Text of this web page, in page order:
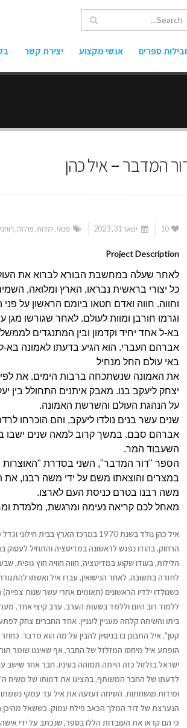
ספרים אנשי מקצוע יצירת קשר
המדבר – איל כהן
10 ינואר 31, 2023 פנאי, יהדות,פרוזה,
Project Description
לאחר שעלה במחשבת הבורא לברוא את
כל יצורי בראשית נבראו, הארץ ומלואה,
וחווה. חווה ואדם חטאו ביומם הראשון על
וגרמו חורבן ומוות לעולם. לאחר שגורשו מגן
בא-ל אחד יחיד וקדמון ובין המתנגדים
אברהם העברי. הוא הגיע בדעתו לאמונה בא-
באי עולם החל מנחיל
את האמונה שנשתכחה ברבות הימים. את
יצחק ליעקב בנו. מאבק איתנים התחולל בין
על הנהגת העולם והשרשת האמונה.
שנים עשר בנים נולדו ליעקב, והם הוכרחו
אברהם סבם. במשך קרוב למאה שנים ישבו
השעבוד המר.
הספר "דור המדבר", השני בסדרת
במצרים והוצאתו משם על ידי משה רבנו, את
משה רבנו בטרם כניסת העם לארצו.
מאחל לכם קריאה נעימה ומרגשת, מלמדת
איל כהן נולד בשנת 1970 במרכז הארץ
הרחוק, בהודו נפגש לראשונה במדיטציה והתחיל לעסוק
הלילות, בעודו שקוע במדיטציה, חווה חוויה חוץ גופית,
לחזרה בתשובה. לאחר הנישואין, עברו איל ואשתו
כשנולדו ילדיו הראשונים (תאומים אחרי עשר שנות
ללמוד רוב היום וללמד בשעות הערב. ערב קיצי אחד,
ביתו והשיחה קלחה מעניין לעניין. אחד החברים צחק
קטן", איל התבונן בו בניסיון להבין על מה הוא מדבר.
הופתע איל מיחסו המזלזל של החבר, אף שאיננו שומר
ישראל בזלזול כזה הייתה תמוהה בעיניו. חבר אחר
לדעתו של החבר המשותף, בהציגו את דמותו של משיח ה'
ומידות מושחתות. השיחה זעזעה את איל עד עמקי
הנערצת של דוד המלך הכאב פילח עמוק. כששאל מהיכן
כי הם קראו את העובדות הללו בספר, שנכתב על ידי